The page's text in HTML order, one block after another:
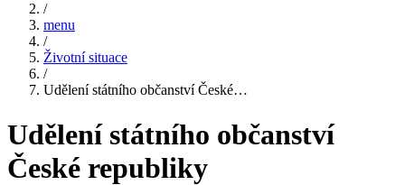
/
menu
/
Životní situace
/
Udělení státního občanství České…
Udělení státního občanství
České republiky